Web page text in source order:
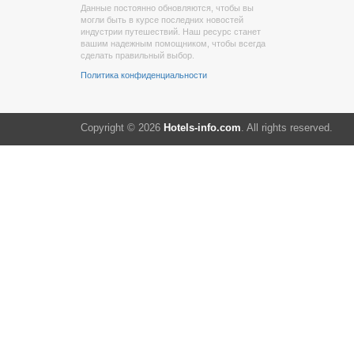
Данные постоянно обновляются, чтобы вы
могли быть в курсе последних новостей
индустрии путешествий. Наш ресурс станет
вашим надежным помощником, чтобы всегда
сделать правильный выбор.
Политика конфиденциальности
Copyright © 2026 Hotels-info.com. All rights reserved.